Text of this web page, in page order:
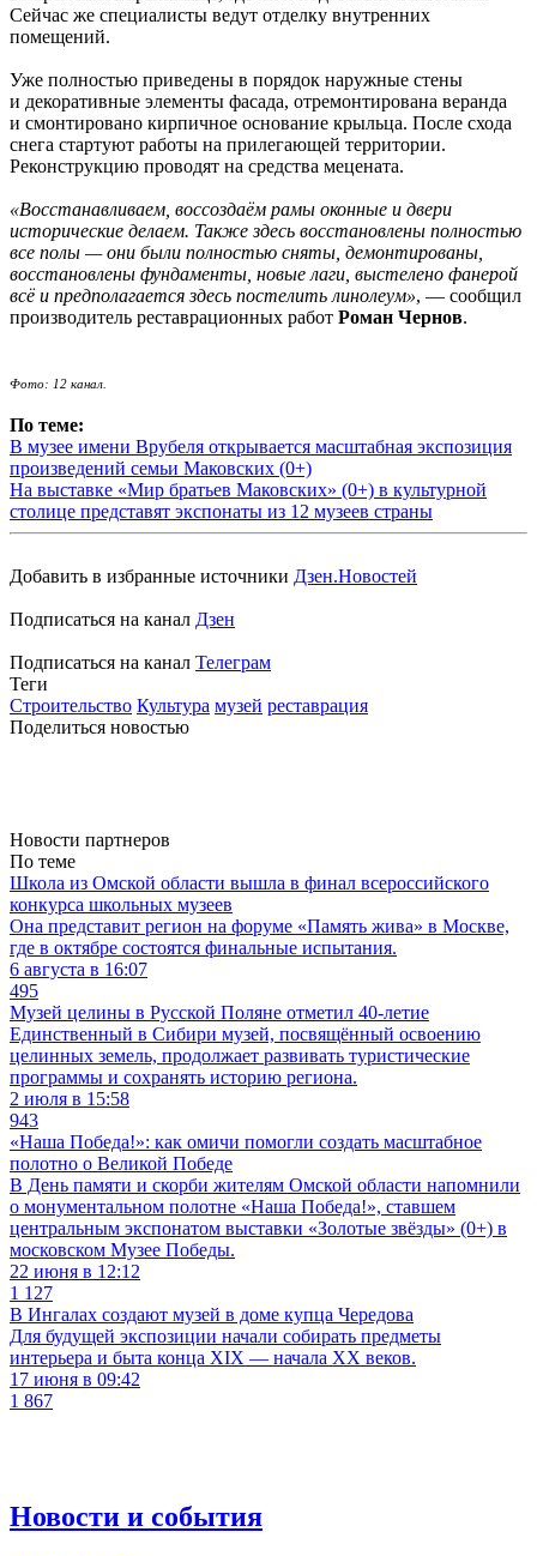
Сейчас же специалисты ведут отделку внутренних
помещений.
Уже полностью приведены в порядок наружные стены
и декоративные элементы фасада, отремонтирована веранда
и смонтировано кирпичное основание крыльца. После схода
снега стартуют работы на прилегающей территории.
Реконструкцию проводят на средства мецената.
«Восстанавливаем, воссоздаём рамы оконные и двери
исторические делаем. Также здесь восстановлены полностью
все полы — они были полностью сняты, демонтированы,
восстановлены фундаменты, новые лаги, выстелено фанерой
всё и предполагается здесь постелить линолеум», — сообщил
производитель реставрационных работ Роман Чернов.
Фото: 12 канал.
По теме:
В музее имени Врубеля открывается масштабная экспозиция
произведений семьи Маковских (0+)
На выставке «Мир братьев Маковских» (0+) в культурной
столице представят экспонаты из 12 музеев страны
Добавить в избранные источники Дзен.Новостей
Подписаться на канал Дзен
Подписаться на канал Телеграм
Теги
Строительство Культура музей реставрация
Поделиться новостью
Новости партнеров
По теме
Школа из Омской области вышла в финал всероссийского
конкурса школьных музеев
Она представит регион на форуме «Память жива» в Москве,
где в октябре состоятся финальные испытания.
6 августа в 16:07
495
Музей целины в Русской Поляне отметил 40-летие
Единственный в Сибири музей, посвящённый освоению
целинных земель, продолжает развивать туристические
программы и сохранять историю региона.
2 июля в 15:58
943
«Наша Победа!»: как омичи помогли создать масштабное
полотно о Великой Победе
В День памяти и скорби жителям Омской области напомнили
о монументальном полотне «Наша Победа!», ставшем
центральным экспонатом выставки «Золотые звёзды» (0+) в
московском Музее Победы.
22 июня в 12:12
1 127
В Ингалах создают музей в доме купца Чередова
Для будущей экспозиции начали собирать предметы
интерьера и быта конца XIX — начала XX веков.
17 июня в 09:42
1 867
Новости и события